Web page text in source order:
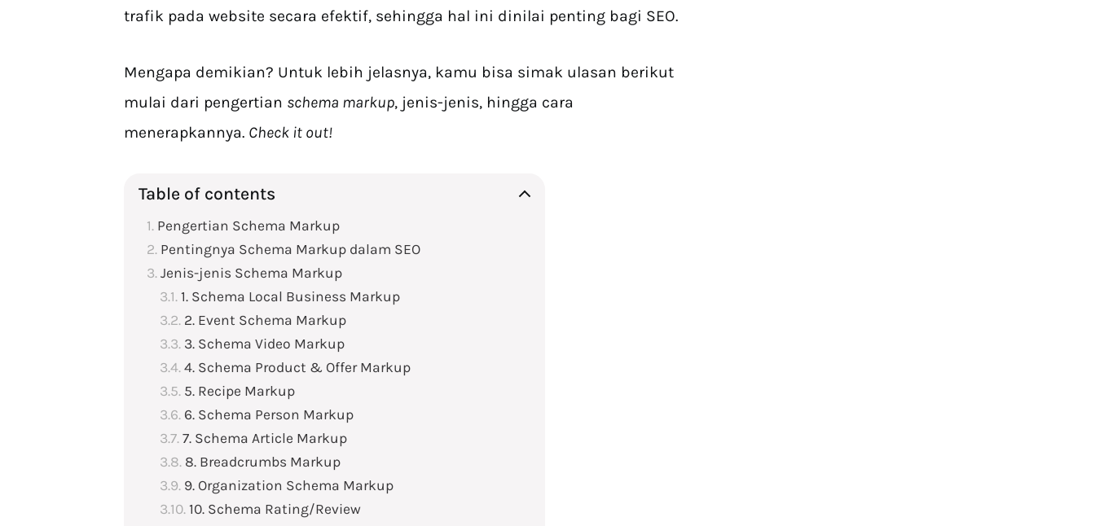
trafik pada website secara efektif, sehingga hal ini dinilai penting bagi SEO.
Mengapa demikian? Untuk lebih jelasnya, kamu bisa simak ulasan berikut
mulai dari pengertian schema markup, jenis-jenis, hingga cara
menerapkannya. Check it out!
Table of contents
Pengertian Schema Markup
Pentingnya Schema Markup dalam SEO
Jenis-jenis Schema Markup
1. Schema Local Business Markup
2. Event Schema Markup
3. Schema Video Markup
4. Schema Product & Offer Markup
5. Recipe Markup
6. Schema Person Markup
7. Schema Article Markup
8. Breadcrumbs Markup
9. Organization Schema Markup
10. Schema Rating/Review